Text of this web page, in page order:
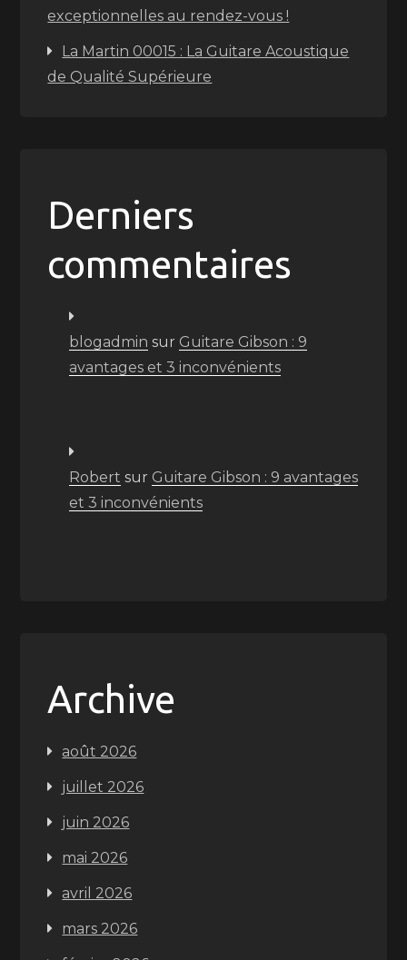
exceptionnelles au rendez-vous !
La Martin 00015 : La Guitare Acoustique
de Qualité Supérieure
Derniers
commentaires
blogadmin sur Guitare Gibson : 9
avantages et 3 inconvénients
Robert sur Guitare Gibson : 9 avantages
et 3 inconvénients
Archive
août 2026
juillet 2026
juin 2026
mai 2026
avril 2026
mars 2026